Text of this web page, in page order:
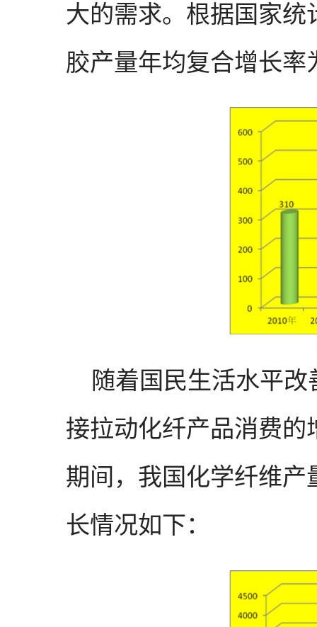
大的需求。根据国家
胶产量年均复合增长
随着国民生活水平改
接拉动化纤产品消费
期间，我国化学纤维
长情况如下：